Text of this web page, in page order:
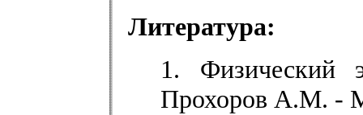
Литература:
1. Физический
Прохоров А.М. -